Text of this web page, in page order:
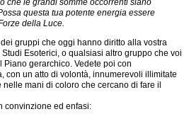
questa tua potente energia essere
della Luce.
gruppi che oggi hanno diritto alla vostra
Esoterici, o qualsiasi altro gruppo che voi
Piano gerarchico. Vedete poi con
con un atto di volontà, innumerevoli illimitate
mani di coloro che cercano di fare il
convinzione ed enfasi: